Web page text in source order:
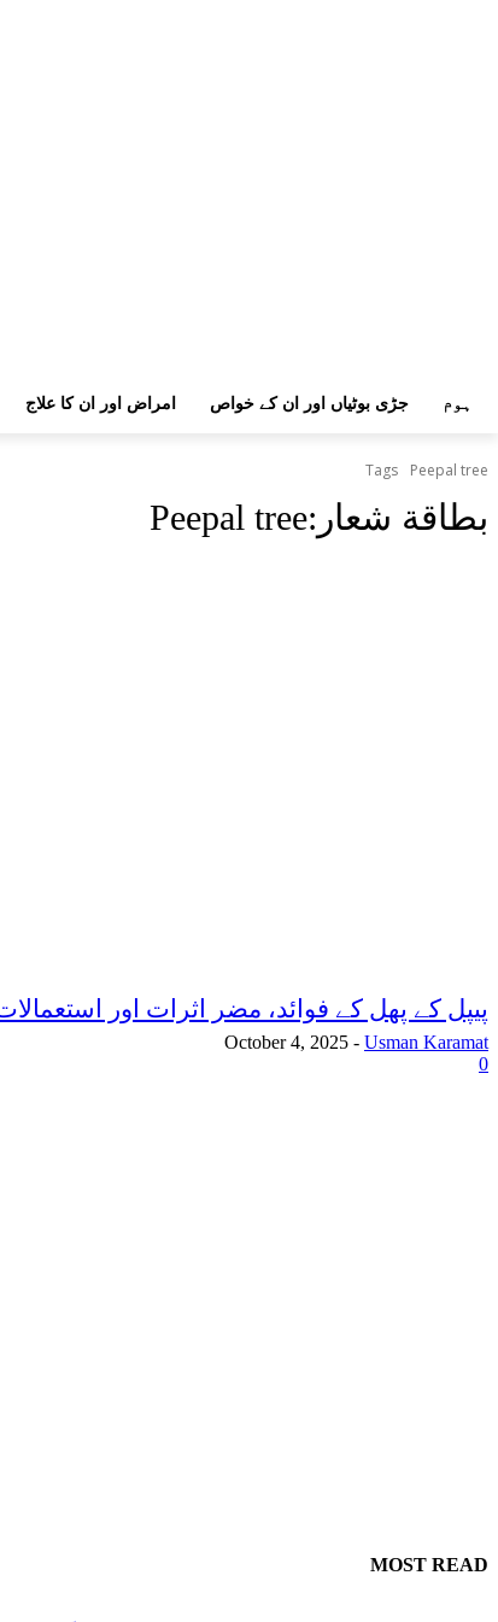
امراض اور ان کا علاج جڑی بوٹیاں اور ان کے خواص ہوم
Tags Peepal tree
بطاقة شعار:Peepal tree
پیپل کے پھل کے فوائد، مضر اثرات اور
Usman Karamat
-
October 4, 2025
0
MOST READ